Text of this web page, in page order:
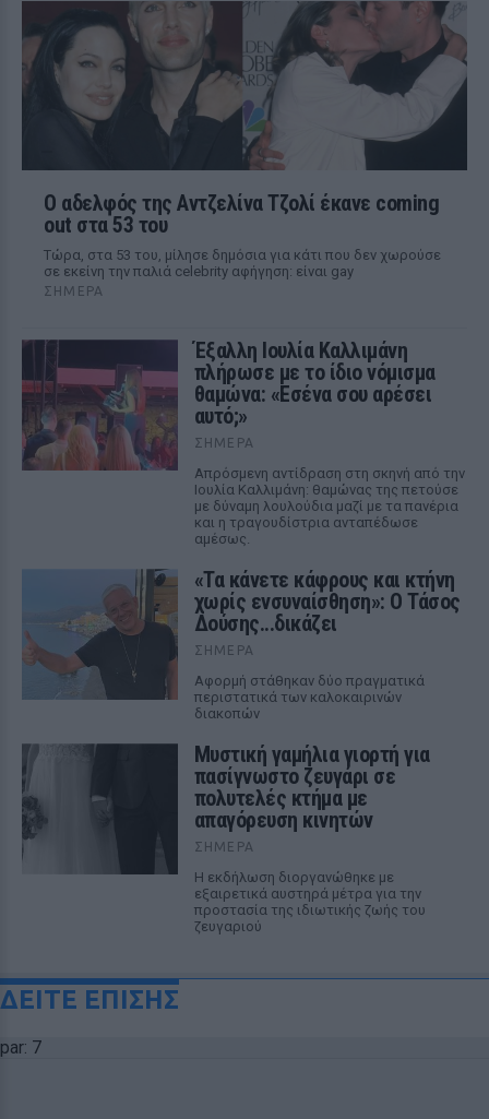
Ο αδελφός της Αντζελίνα Τζολί έκανε coming
out στα 53 του
Τώρα, στα 53 του, μίλησε δημόσια για κάτι που δεν χωρούσε
σε εκείνη την παλιά celebrity αφήγηση: είναι gay
ΣΉΜΕΡΑ
Έξαλλη Ιουλία Καλλιμάνη
πλήρωσε με το ίδιο νόμισμα
θαμώνα: «Εσένα σου αρέσει
αυτό;»
ΣΉΜΕΡΑ
Απρόσμενη αντίδραση στη σκηνή από την
Ιουλία Καλλιμάνη: θαμώνας της πετούσε
με δύναμη λουλούδια μαζί με τα πανέρια
και η τραγουδίστρια ανταπέδωσε
αμέσως.
«Τα κάνετε κάφρους και κτήνη
χωρίς ενσυναίσθηση»: Ο Τάσος
Δούσης...δικάζει
ΣΉΜΕΡΑ
Αφορμή στάθηκαν δύο πραγματικά
περιστατικά των καλοκαιρινών
διακοπών
Μυστική γαμήλια γιορτή για
πασίγνωστο ζευγάρι σε
πολυτελές κτήμα με
απαγόρευση κινητών
ΣΉΜΕΡΑ
Η εκδήλωση διοργανώθηκε με
εξαιρετικά αυστηρά μέτρα για την
προστασία της ιδιωτικής ζωής του
ζευγαριού
ΔΕΙΤΕ ΕΠΙΣΗΣ
par: 7